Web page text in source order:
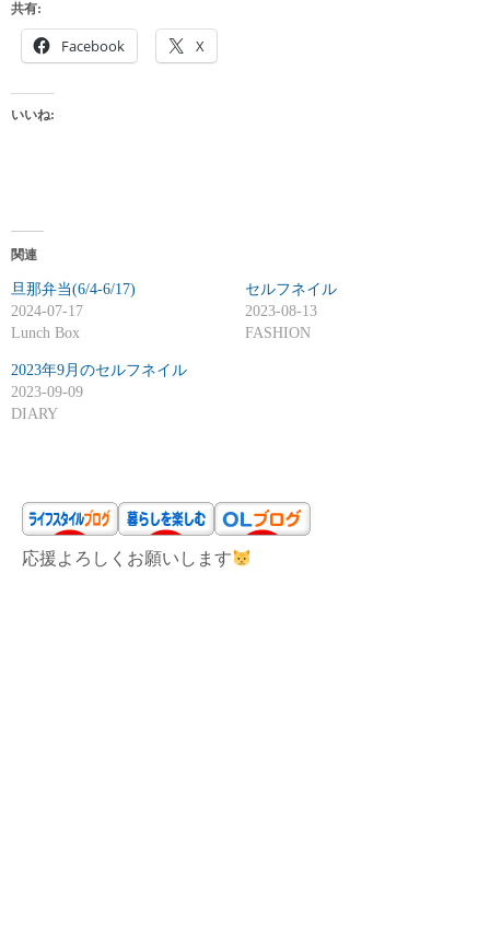
共有:
Facebook X
いいね:
関連
旦那弁当(6/4-6/17)
2024-07-17
Lunch Box
セルフネイル
2023-08-13
FASHION
2023年9月のセルフネイル
2023-09-09
DIARY
応援よろしくお願いします